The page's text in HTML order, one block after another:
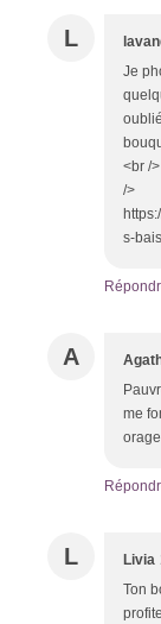
L
Je
<br /
/>
s-
A
me
L Livia
Ton